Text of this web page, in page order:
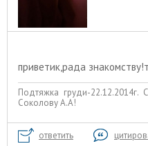
приветик,рада
Подтяжка груди-
Соколову А.А!
ответить